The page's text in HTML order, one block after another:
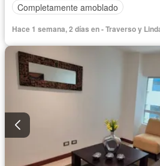
Completamente amoblado
Hace 1 semana, 2 días en - Traverso y